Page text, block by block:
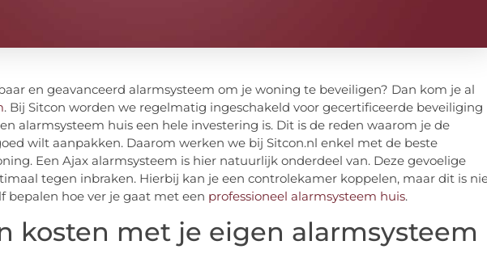
en geavanceerd alarmsysteem om je woning te beveiligen? Dan kom je al
. Bij Sitcon worden we regelmatig ingeschakeld voor gecertificeerde beveiliging
alarmsysteem huis een hele investering is. Dit is de reden waarom je de
wilt aanpakken. Daarom werken we bij Sitcon.nl enkel met de beste
Een Ajax alarmsysteem is hier natuurlijk onderdeel van. Deze gevoelige
tegen inbraken. Hierbij kan je een controlekamer koppelen, maar dit is
bepalen hoe ver je gaat met een professioneel alarmsysteem huis.
kosten met je eigen alarmsysteem